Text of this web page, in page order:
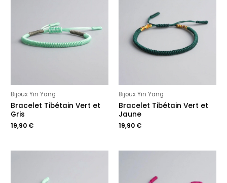
Bijoux Yin Yang
Bracelet Tibétain Vert et
Gris
19,90 €
Bijoux Yin Yang
Bracelet Tibétain Vert et
Jaune
19,90 €